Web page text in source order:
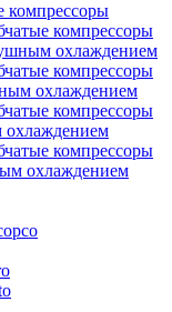
компрессоры
компрессоры
охлаждением
компрессоры
охлаждением
компрессоры
охлаждением
компрессоры
охлаждением